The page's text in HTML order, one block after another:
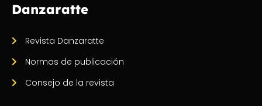
Danzaratte
Revista Danzaratte
Normas de publicación
Consejo de la revista